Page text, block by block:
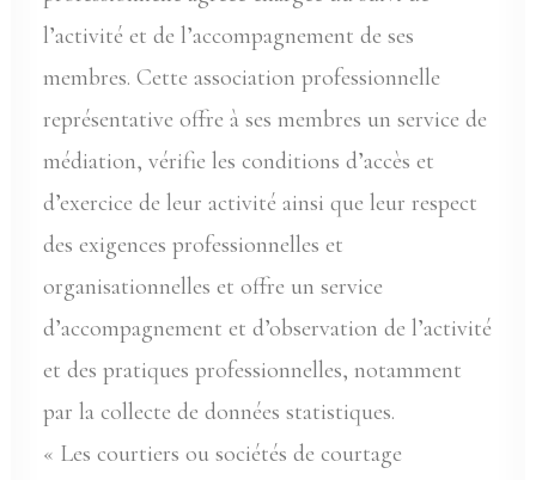
l’activité et de l’accompagnement de ses
membres. Cette association professionnelle
représentative offre à ses membres un service de
médiation, vérifie les conditions d’accès et
d’exercice de leur activité ainsi que leur respect
des exigences professionnelles et
organisationnelles et offre un service
d’accompagnement et d’observation de l’activité
et des pratiques professionnelles, notamment
par la collecte de données statistiques.
« Les courtiers ou sociétés de courtage